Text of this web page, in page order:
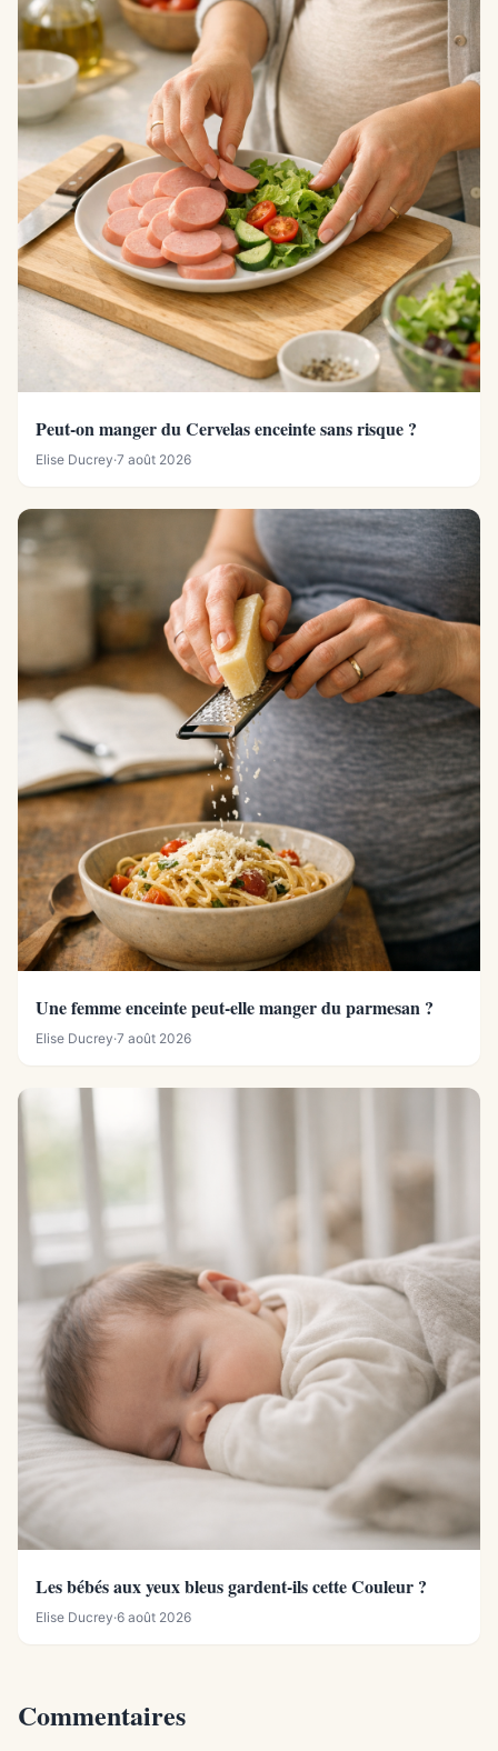
Peut-on manger du Cervelas enceinte sans risque ?
Elise Ducrey·7 août 2026
Une femme enceinte peut-elle manger du parmesan ?
Elise Ducrey·7 août 2026
Les bébés aux yeux bleus gardent-ils cette Couleur ?
Elise Ducrey·6 août 2026
Commentaires